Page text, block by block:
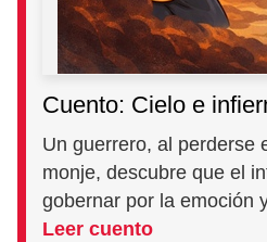
Cuento: Cielo e
Un guerrero, al perderse
monje, descubre que el
gobernar por la emoción
Leer cuento